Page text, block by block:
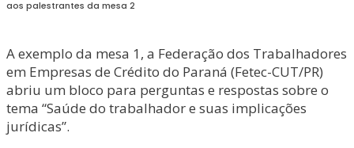
aos palestrantes da mesa 2
A exemplo da mesa 1, a Federação dos Trabalhadores
em Empresas de Crédito do Paraná (Fetec-CUT/PR)
abriu um bloco para perguntas e respostas sobre o
tema “Saúde do trabalhador e suas implicações
jurídicas”.